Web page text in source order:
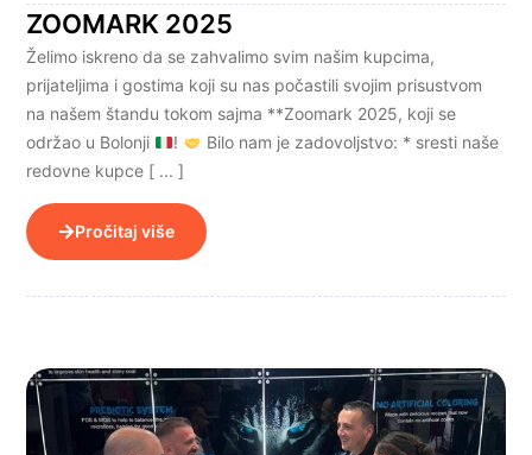
ZOOMARK 2025
Želimo iskreno da se zahvalimo svim našim kupcima,
prijateljima i gostima koji su nas počastili svojim prisustvom
na našem štandu tokom sajma **Zoomark 2025, koji se
održao u Bolonji
!
Bilo nam je zadovoljstvo: * sresti naše
redovne kupce [ ... ]
Pročitaj više